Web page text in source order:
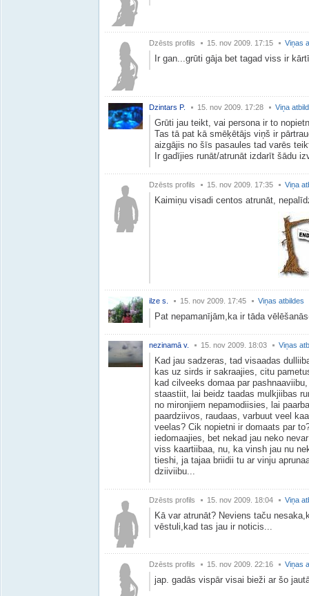
Dzēsts profils 15. nov 2009. 17:15 Viņas
Ir gan...grūti gāja bet tagad viss ir
Dzintars P. 15. nov 2009. 17:28 Viņa
Grūti jau teikt, vai persona ir to
Tas tā pat kā smēķētājs viņš ir
aizgājis no šīs pasaules tad varēs
Ir gadījies runāt/atrunāt izdarīt šādu
Dzēsts profils 15. nov 2009. 17:35 Viņa
Kaimiņu visadi centos atrunāt,
ilze s. 15. nov 2009. 17:45 Viņas atbildes
Pat nepamanījām,ka ir tāda
nezinamā v. 15. nov 2009. 18:03 Viņas
Kad jau sadzeras, tad visaadas
kas uz sirds ir sakraajies, citu
kad cilveeks domaa par
staastiit, lai beidz taadas mulkjiibas
no mironjiem nepamodiisies, lai
paardziivos, raudaas, varbuut veel
veelas? Cik nopietni ir domaats par
iedomaajies, bet nekad jau neko
viss kaartiibaa, nu, ka vinsh jau nu
tieshi, ja tajaa briidii tu ar vinju
dziiviibu...
Dzēsts profils 15. nov 2009. 18:04 Viņa
Kā var atrunāt? Neviens taču
vēstuli,kad tas jau ir noticis...
Dzēsts profils 15. nov 2009. 22:16 Viņas
jap. gadās vispār visai bieži ar šo